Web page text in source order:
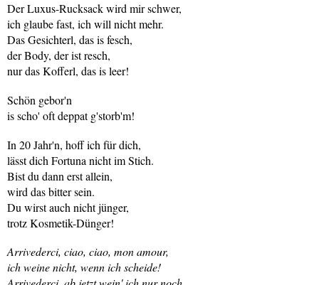
Der Luxus-Rucksack wird mir schwer,
ich glaube fast, ich will nicht mehr.
Das Gesichterl, das is fesch,
der Body, der ist resch,
nur das Kofferl, das is leer!
Schön gebor'n
is scho' oft deppat g'storb'm!
In 20 Jahr'n, hoff ich für dich,
lässt dich Fortuna nicht im Stich.
Bist du dann erst allein,
wird das bitter sein.
Du wirst auch nicht jünger,
trotz Kosmetik-Dünger!
Arrivederci, ciao, ciao, mon amour,
ich weine nicht, wenn ich scheide!